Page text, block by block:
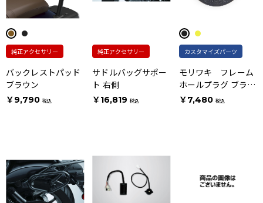
純正アクセサリー
バックレストパッド
ブラウン
￥9,790 税込
純正アクセサリー
サドルバッグサポー
ト 右側
￥16,819 税込
カスタマイズパーツ
モリワキ フレーム
ホールプラグ ブラッ
ク
￥7,480 税込